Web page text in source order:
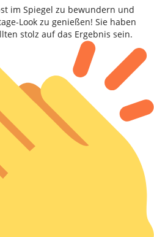
im Spiegel zu bewundern und
Look zu genießen! Sie haben
stolz auf das Ergebnis sein.